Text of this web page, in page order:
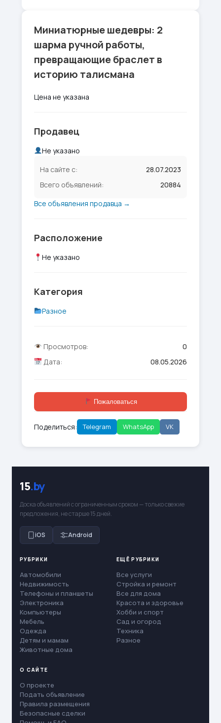
Миниатюрные шедевры: 2
шарма ручной работы,
превращающие браслет в
историю талисмана
Цена не указана
Продавец
Не указано
На сайте с:
28.07.2023
Всего объявлений:
20884
Все объявления продавца →
Расположение
Не указано
Категория
Разное
Просмотров:
0
Дата:
08.05.2026
Пожаловаться
Поделиться: Telegram WhatsApp VK
15.by
Доска объявлений с ограниченным сроком — только свежие
предложения, не старше 15 дней.
iOS Android
РУБРИКИ
Автомобили
Недвижимость
Телефоны и планшеты
Электроника
Компьютеры
Мебель
Одежда
Детям и мамам
Животные дома
ЕЩЁ РУБРИКИ
Все услуги
Стройка и ремонт
Все для дома
Красота и здоровье
Хобби и спорт
Сад и огород
Техника
Разное
О САЙТЕ
О проекте
Подать объявление
Правила размещения
Безопасные сделки